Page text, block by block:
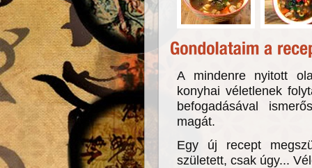
A mindenre nyitott
konyhai véletlenek
befogadásával
magát.
Egy új recept
született, csak úgy...